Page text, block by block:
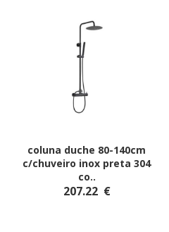
coluna duche 80-140cm
c/chuveiro inox preta 304
co..
207.22 €